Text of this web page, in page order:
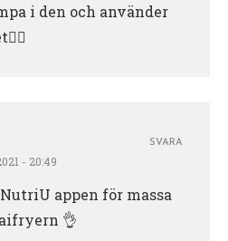
i den och använder
- 20:49
appen för massa
👌
SVARA